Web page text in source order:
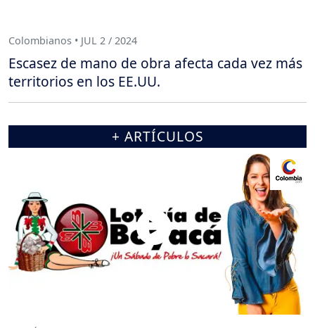
Colombianos • JUL 2 / 2024
Escasez de mano de obra afecta cada vez más
territorios en los EE.UU.
+ ARTÍCULOS